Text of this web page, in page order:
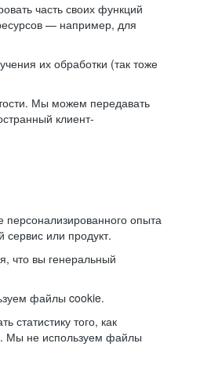
часть своих функций
— например, для
их обработки (так тоже
Мы можем передавать
клиент-
опыта
сервис или продукт.
что вы генеральный
файлы cookie.
статистику того, как
Мы не используем файлы